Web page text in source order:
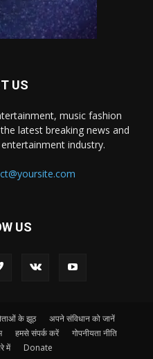
US
music fashion
latest breaking news and
industry.
US
के झूठ
अपने संविधान को जानें
हमसे संपर्क करें
गोपनीयता नीति
में Donate